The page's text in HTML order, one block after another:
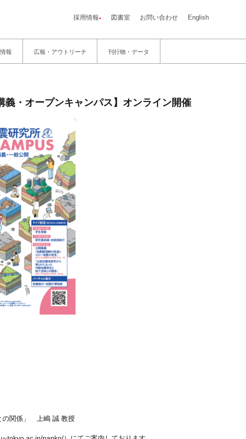
採用情報 図書室 お問い合わせ English
報 広報・アウトリーチ 刊行物・データ
義・オープンキャンパス】オンライン開催
の関係」 上嶋 誠 教授